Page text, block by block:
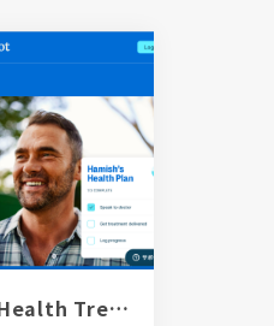
Pilot - Men's Health Treatments Online